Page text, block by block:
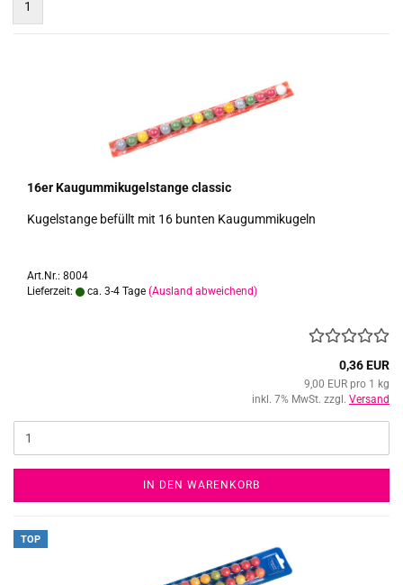
1
16er Kau­gum­mi­ku­gel­stan­ge clas­sic
Ku­gel­stan­ge be­füllt mit 16 bun­ten Kau­gum­mi­ku­geln
Art.Nr.: 8004
Lieferzeit:
ca. 3-4 Tage (Ausland abweichend)
0,36 EUR
9,00 EUR pro 1 kg
inkl. 7% MwSt. zzgl. Versand
IN DEN WARENKORB
TOP